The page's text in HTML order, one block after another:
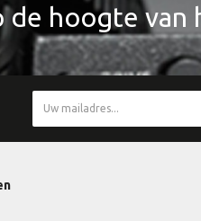
hoogte van